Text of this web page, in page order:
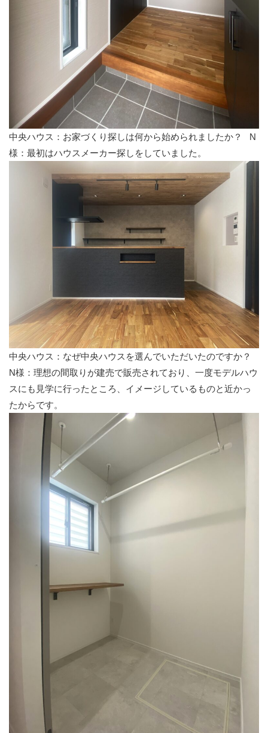
中央ハウス：お家づくり探しは何から始められましたか？
N
様：最初はハウスメーカー探しをしていました。
中央ハウス：なぜ中央ハウスを選んでいただいたのですか？
N様：理想の間取りが建売で販売されており、一度モデルハウ
スにも見学に行ったところ、イメージしているものと近かっ
たからです。